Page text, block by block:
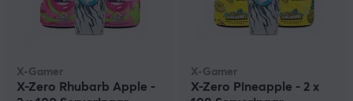
X-Gamer
X-Zero Rhubarb Apple -
X-Gamer
X-Zero Pineapple - 2 x